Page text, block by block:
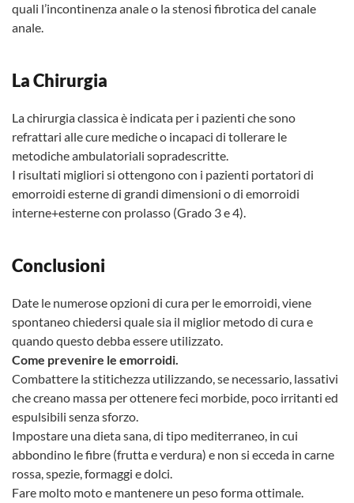
quali l’incontinenza anale o la stenosi fibrotica del canale
anale.
La Chirurgia
La chirurgia classica è indicata per i pazienti che sono
refrattari alle cure mediche o incapaci di tollerare le
metodiche ambulatoriali sopradescritte.
I risultati migliori si ottengono con i pazienti portatori di
emorroidi esterne di grandi dimensioni o di emorroidi
interne+esterne con prolasso (Grado 3 e 4).
Conclusioni
Date le numerose opzioni di cura per le emorroidi, viene
spontaneo chiedersi quale sia il miglior metodo di cura e
quando questo debba essere utilizzato.
Come prevenire le emorroidi.
Combattere la stitichezza utilizzando, se necessario, lassativi
che creano massa per ottenere feci morbide, poco irritanti ed
espulsibili senza sforzo.
Impostare una dieta sana, di tipo mediterraneo, in cui
abbondino le fibre (frutta e verdura) e non si ecceda in carne
rossa, spezie, formaggi e dolci.
Fare molto moto e mantenere un peso forma ottimale.